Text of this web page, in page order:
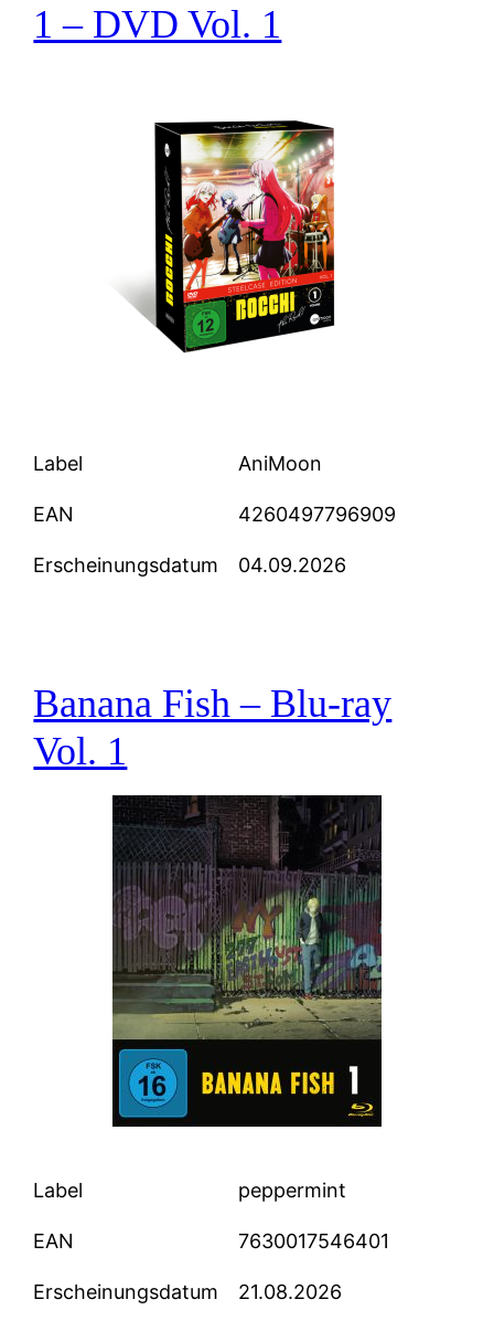
1 – DVD Vol. 1
Label AniMoon
EAN 4260497796909
Erscheinungsdatum 04.09.2026
Banana Fish – Blu-ray
Vol. 1
Label peppermint
EAN 7630017546401
Erscheinungsdatum 21.08.2026